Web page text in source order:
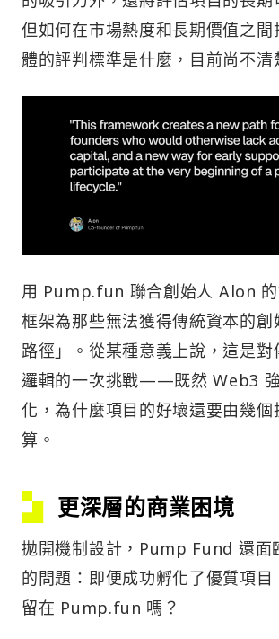
但如何在市場熱度和長期價值之間
體的評判標準是什麼，目前尚不清
用 Pump.fun 聯合創始人 Alon
框架為那些無法獲得傳統資本的創
路徑」。從某種意義上說，這是對
邏輯的一次挑戰——既然 Web3
化，為什麼項目的好壞還要由幾個
算。
更深層的商業困境
拋開機制設計，Pump Fund 還面
的問題：即便成功孵化了優質項目
留在 Pump.fun 嗎？